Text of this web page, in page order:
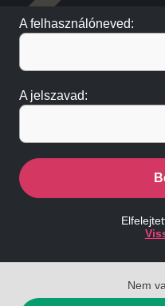
A felhasználóneved:
A jelszavad:
Nem